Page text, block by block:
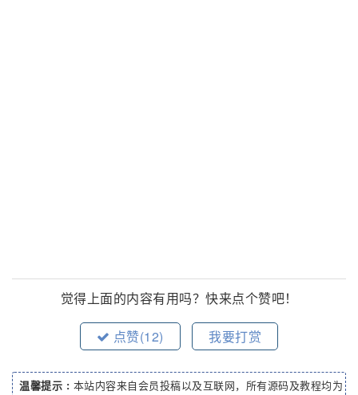
觉得上面的内容有用吗？快来点个赞吧！
点赞(12) 我要打赏
温馨提示 : 本站内容来自会员投稿以及互联网，所有源码及教程均为